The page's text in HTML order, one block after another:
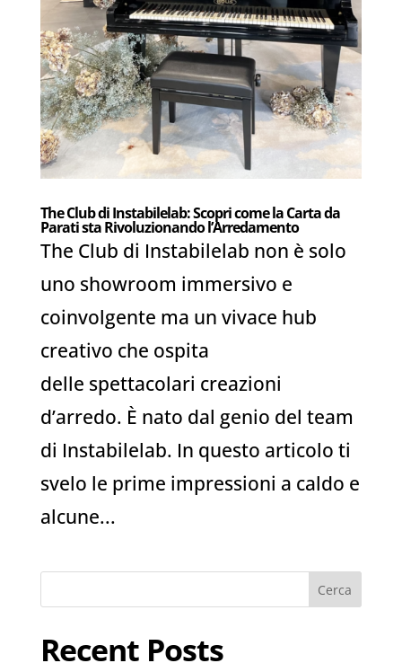
The Club di Instabilelab: Scopri come la Carta da
Parati sta Rivoluzionando l’Arredamento
The Club di Instabilelab non è solo
uno showroom immersivo e
coinvolgente ma un vivace hub
creativo che ospita
delle spettacolari creazioni
d’arredo. È nato dal genio del team
di Instabilelab. In questo articolo ti
svelo le prime impressioni a caldo e
alcune...
Cerca
Recent Posts